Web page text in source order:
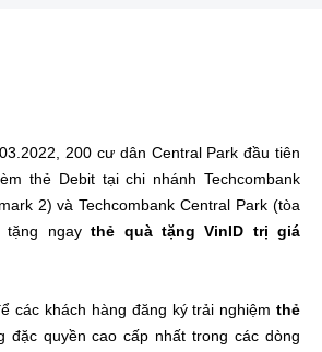
200 cư dân Central Park đầu tiên
thẻ Debit tại chi nhánh Techcombank
2) và Techcombank Central Park (tòa
tặng ngaythẻ quà tặng VinID trị giá
các khách hàng đăng ký trải nghiệmthẻ
đặc quyền cao cấp nhất trong các dòng